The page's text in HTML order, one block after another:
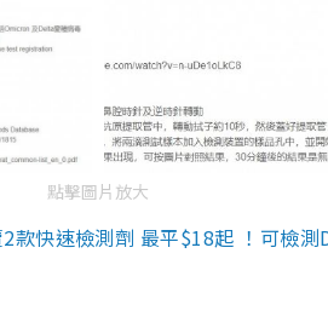
點擊圖片放大
款快速檢測劑 最平$18起 ！可檢